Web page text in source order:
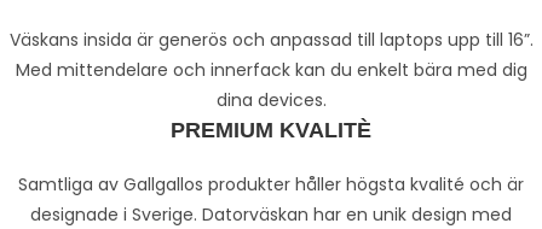
Väskans insida är generös och anpassad till laptops upp till 16”.
Med mittendelare och innerfack kan du enkelt bära med dig
dina devices.
PREMIUM KVALITÈ
Samtliga av Gallgallos produkter håller högsta kvalité och är
designade i Sverige. Datorväskan har en unik design med